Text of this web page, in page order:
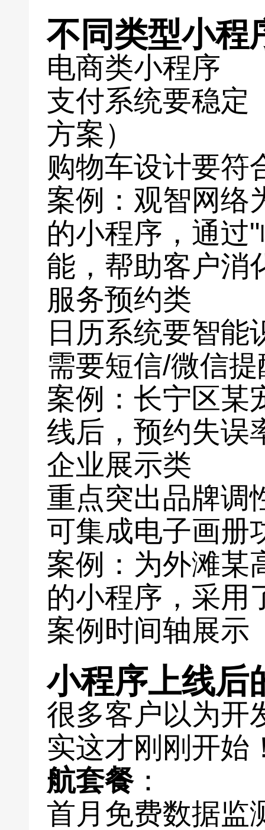
不同类型小程
电商类小程序
支付系统要稳定
方案）
购物车设计要符
案例：观智网络
的小程序，通过
能，帮助客户消
服务预约类
日历系统要智能
需要短信/微信
案例：长宁区某
线后，预约失误
企业展示类
重点突出品牌调
可集成电子画册
案例：为外滩某
的小程序，采用
案例时间轴展示
小程序上线后
很多客户以为开
实这才刚刚开始
航套餐：
首月免费数据监